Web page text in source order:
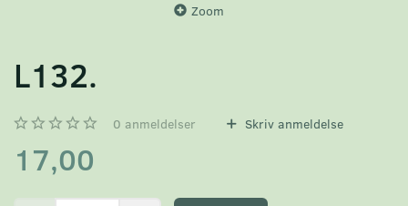
Zoom
L132.
0 anmeldelser Skriv anmeldelse
17,00